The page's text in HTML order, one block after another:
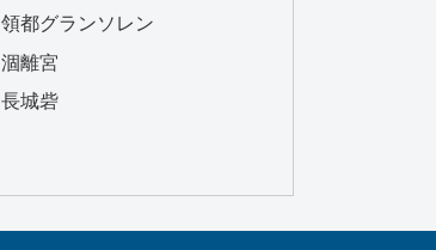
領都グランソレン
涸離宮
長城砦